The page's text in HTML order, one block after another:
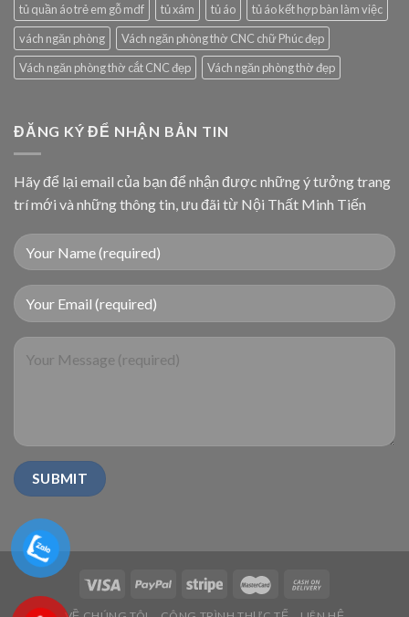
tủ quần áo trẻ em gỗ mdf
tủ xám tủ áo
tủ áo kết hợp bàn làm việc
vách ngăn phòng
Vách ngăn phòng thờ CNC chữ Phúc đẹp
Vách ngăn phòng thờ cắt CNC đẹp
Vách ngăn phòng thờ đẹp
ĐĂNG KÝ ĐỂ NHẬN BẢN TIN
Hãy để lại email của bạn để nhận được những ý tưởng trang
trí mới và những thông tin, ưu đãi từ Nội Thất Minh Tiến